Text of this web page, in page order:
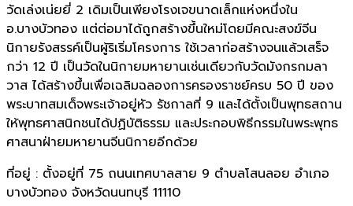
วัดเล่งเน่ยยี่ 2 เดิมเป็นเพียงโรงเจขนาดเล็กแห่งหนึ่งใน
อ.บางบัวทอง แต่ต่อมาได้ถูกสร้างขึ้นใหม่โดยมีคณะสงฆ์จีน
นิกายรังสรรค์เป็นผู้ริเริ่มโครงการ ใช้เวลาก่อสร้างจนแล้วเสร็จ
กว่า 12 ปี เป็นวัดในนิกายมหายานเช่นเดียวกับวัดมังกรกมลา
วาส ได้สร้างขึ้นเพื่อเฉลิมฉลองการครองราชย์ครบ 50 ปี ของ
พระบาทสมเด็จพระเจ้าอยู่หัว รัชกาลที่ 9 และได้ตั้งเป็นพุทธสถาน
ให้พุทธศาสนิกชนได้ปฏิบัติธรรม และประกอบพิธีกรรมในพระพุทธ
ศาสนาฝ่ายมหายานจีนนิกายอีกด้วย
ที่อยู่ : ตั้งอยู่ที่ 75 ถนนเทศบาลสาย 9 ตำบลโสนลอย อำเภอ
บางบัวทอง จังหวัดนนทบุรี 11110